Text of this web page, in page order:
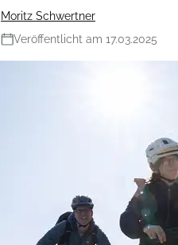
Moritz Schwertner
Veröffentlicht am 17.03.2025